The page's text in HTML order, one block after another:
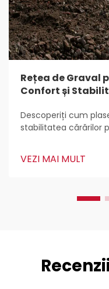
Rețea de Graval
Confort și
Descoperiți cum
stabilitatea cărărilor
practici pentru
VEZI MAI MULT